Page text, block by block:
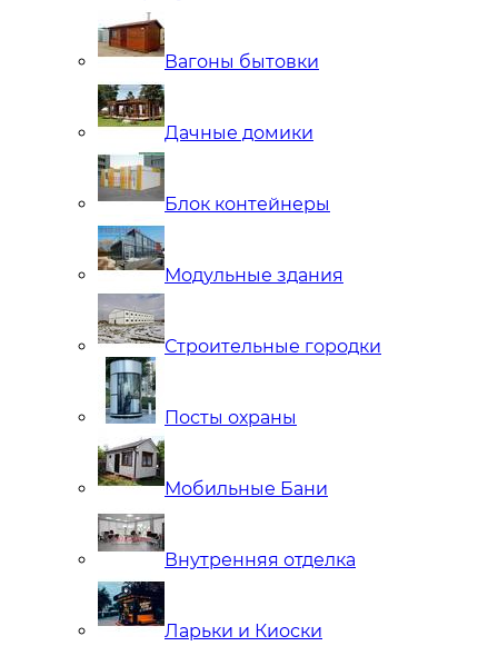
Вагоны бытовки
Дачные домики
Блок контейнеры
Модульные здания
Строительные городки
Посты охраны
Мобильные Бани
Внутренняя отделка
Ларьки и Киоски